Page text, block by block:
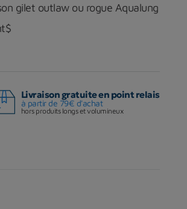
gilet outlaw ou rogue Aqualung
Livraison gratuite en point relais
à partir de 79€ d'achat
hors produits longs et volumineux